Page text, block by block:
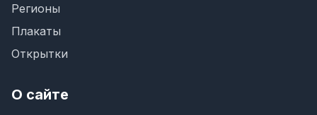
Регионы
Плакаты
Открытки
О сайте